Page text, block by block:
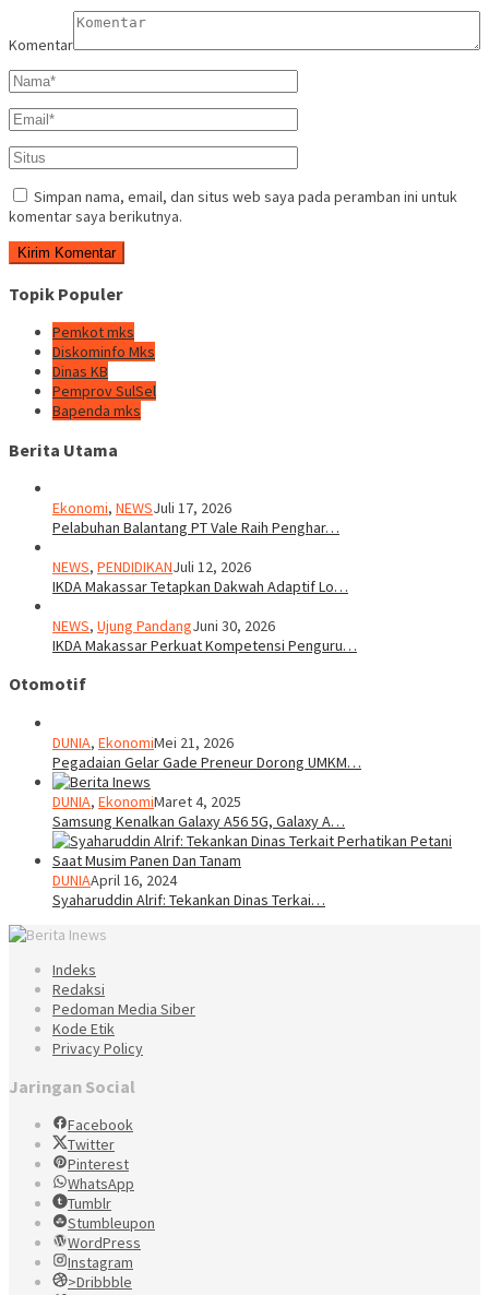
Komentar
Simpan nama, email, dan situs web saya pada peramban ini untuk
komentar saya berikutnya.
Topik Populer
Pemkot mks
Diskominfo Mks
Dinas KB
Pemprov SulSel
Bapenda mks
Berita Utama
Ekonomi, NEWSJuli 17, 2026
Pelabuhan Balantang PT Vale Raih Penghar…
NEWS, PENDIDIKANJuli 12, 2026
IKDA Makassar Tetapkan Dakwah Adaptif Lo…
NEWS, Ujung PandangJuni 30, 2026
IKDA Makassar Perkuat Kompetensi Penguru…
Otomotif
DUNIA, EkonomiMei 21, 2026
Pegadaian Gelar Gade Preneur Dorong UMKM…
DUNIA, EkonomiMaret 4, 2025
Samsung Kenalkan Galaxy A56 5G, Galaxy A…
DUNIAApril 16, 2024
Syaharuddin Alrif: Tekankan Dinas Terkai…
Indeks
Redaksi
Pedoman Media Siber
Kode Etik
Privacy Policy
Jaringan Social
Facebook
Twitter
Pinterest
WhatsApp
Tumblr
Stumbleupon
WordPress
Instagram
>Dribbble